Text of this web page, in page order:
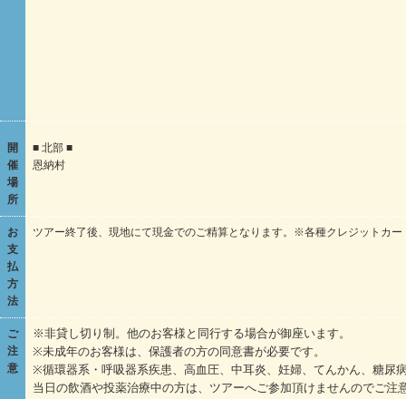
開
催
場
所
■ 北部 ■
恩納村
お
支
払
方
法
ツアー終了後、現地にて現金でのご精算となります。※各種クレジットカ
ご
注
意
※非貸し切り制。他のお客様と同行する場合が御座います。
※未成年のお客様は、保護者の方の同意書が必要です。
※循環器系・呼吸器系疾患、高血圧、中耳炎、妊婦、てんかん、糖尿
当日の飲酒や投薬治療中の方は、ツアーへご参加頂けませんのでご